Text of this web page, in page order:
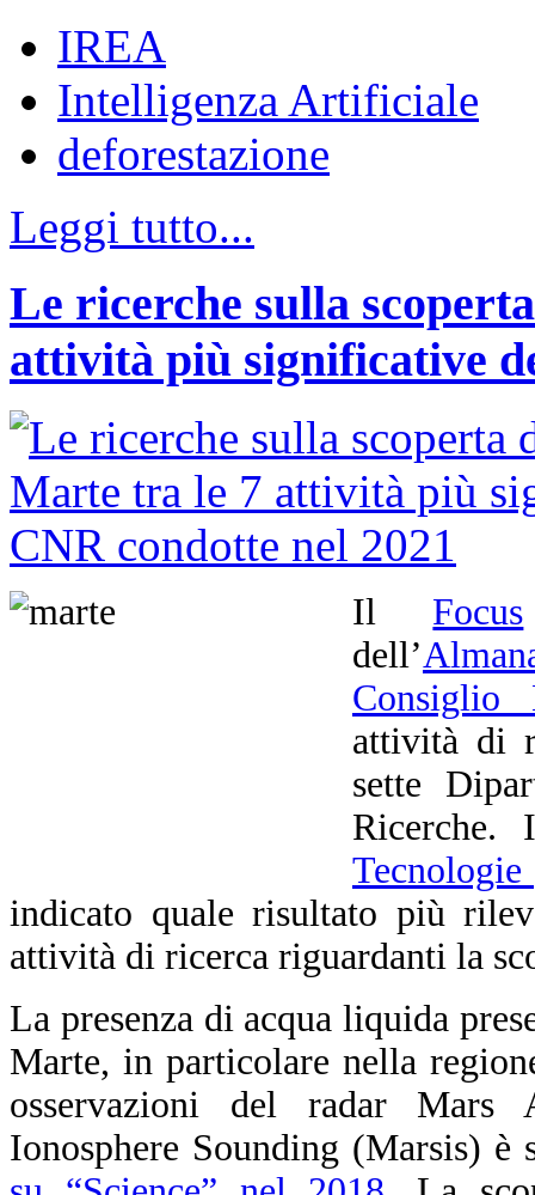
IREA
Intelligenza Artificiale
deforestazione
Leggi tutto...
Le ricerche sulla
attività più significative
Il Focus
dell’
Consiglio
attività di
sette
indicato quale risultato più
attività di ricerca riguardanti la
La presenza di acqua liquida
Marte, in particolare nella
osservazioni del radar Mars
Ionosphere Sounding (Marsis)